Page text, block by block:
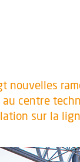
nouvelles
centre
sur la